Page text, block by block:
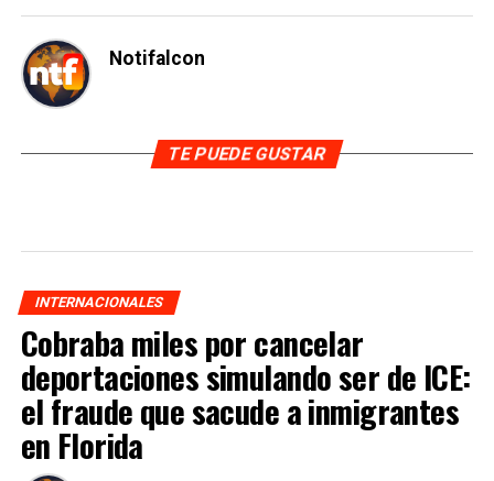
Notifalcon
TE PUEDE GUSTAR
INTERNACIONALES
Cobraba miles por cancelar
deportaciones simulando ser de ICE:
el fraude que sacude a inmigrantes
en Florida